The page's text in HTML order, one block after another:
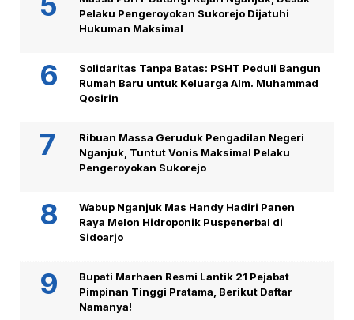
Pelaku Pengeroyokan Sukorejo Dijatuhi
Hukuman Maksimal
Solidaritas Tanpa Batas: PSHT Peduli Bangun
Rumah Baru untuk Keluarga Alm. Muhammad
Qosirin
Ribuan Massa Geruduk Pengadilan Negeri
Nganjuk, Tuntut Vonis Maksimal Pelaku
Pengeroyokan Sukorejo
Wabup Nganjuk Mas Handy Hadiri Panen
Raya Melon Hidroponik Puspenerbal di
Sidoarjo
Bupati Marhaen Resmi Lantik 21 Pejabat
Pimpinan Tinggi Pratama, Berikut Daftar
Namanya!